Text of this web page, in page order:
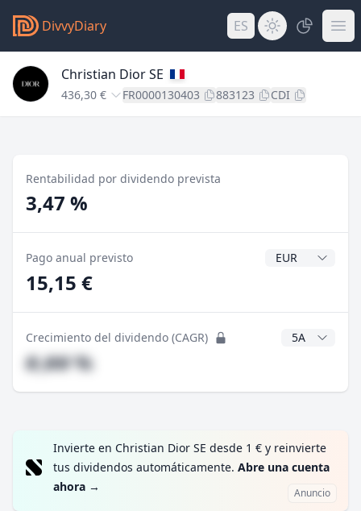
DivvyDiary ES
Christian Dior SE
436,30 € FR0000130403 883123 CDI
Rentabilidad por dividendo prevista
3,47 %
Pago anual previsto Divisa del
15,15 €
Crecimiento del dividendo (CAGR) Años CAGR
#,## %
Invierte en Christian Dior SE desde 1 € y reinvierte
tus dividendos automáticamente. Abre una cuenta
ahora → Anuncio